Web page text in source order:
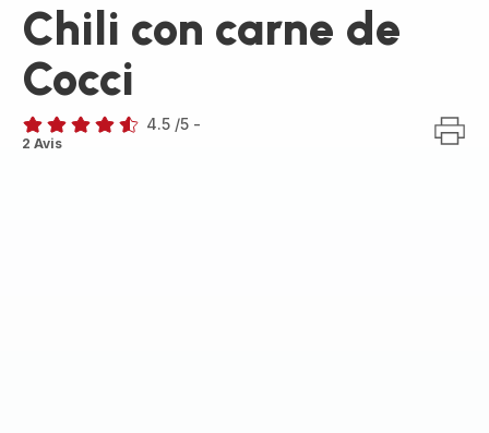
Chili con carne de
Cocci
ratings.4.5
4.5 /5 -
2 Avis